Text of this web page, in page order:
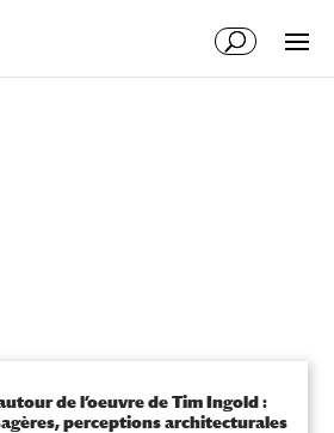
de l’oeuvre de Tim Ingold :
perceptions architecturales